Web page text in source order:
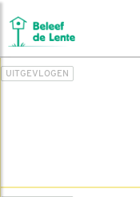
UITGEVLOGEN